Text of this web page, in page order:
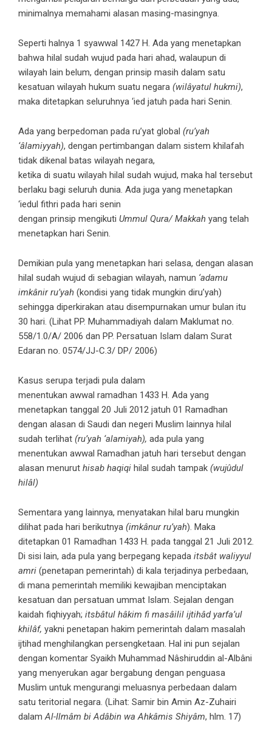
minimalnya memahami alasan masing-masingnya.
Seperti halnya 1 syawwal 1427 H. Ada yang menetapkan
bahwa hilal sudah wujud pada hari ahad, walaupun di
wilayah lain belum, dengan prinsip masih dalam satu
kesatuan wilayah hukum suatu negara (wilâyatul hukmi),
maka ditetapkan seluruhnya ‘ied jatuh pada hari Senin.
Ada yang berpedoman pada ru’yat global (ru’yah
‘âlamiyyah), dengan pertimbangan dalam sistem khilafah
tidak dikenal batas wilayah negara,
ketika di suatu wilayah hilal sudah wujud, maka hal tersebut
berlaku bagi seluruh dunia. Ada juga yang menetapkan
‘iedul fithri pada hari senin
dengan prinsip mengikuti Ummul Qura/ Makkah yang telah
menetapkan hari Senin.
Demikian pula yang menetapkan hari selasa, dengan alasan
hilal sudah wujud di sebagian wilayah, namun ‘adamu
imkânir ru’yah (kondisi yang tidak mungkin diru’yah)
sehingga diperkirakan atau disempurnakan umur bulan itu
30 hari. (Lihat PP. Muhammadiyah dalam Maklumat no.
558/1.0/A/ 2006 dan PP. Persatuan Islam dalam Surat
Edaran no. 0574/JJ-C.3/ DP/ 2006)
Kasus serupa terjadi pula dalam
menentukan awwal ramadhan 1433 H. Ada yang
menetapkan tanggal 20 Juli 2012 jatuh 01 Ramadhan
dengan alasan di Saudi dan negeri Muslim lainnya hilal
sudah terlihat (ru’yah ‘alamiyah), ada pula yang
menentukan awwal Ramadhan jatuh hari tersebut dengan
alasan menurut hisab haqiqi hilal sudah tampak (wujûdul
hilâl)
Sementara yang lainnya, menyatakan hilal baru mungkin
dilihat pada hari berikutnya (imkânur ru’yah). Maka
ditetapkan 01 Ramadhan 1433 H. pada tanggal 21 Juli 2012.
Di sisi lain, ada pula yang berpegang kepada itsbât waliyyul
amri (penetapan pemerintah) di kala terjadinya perbedaan,
di mana pemerintah memiliki kewajiban menciptakan
kesatuan dan persatuan ummat Islam. Sejalan dengan
kaidah fiqhiyyah; itsbâtul hâkim fi masâilil ijtihâd yarfa’ul
khilâf, yakni penetapan hakim pemerintah dalam masalah
ijtihad menghilangkan persengketaan. Hal ini pun sejalan
dengan komentar Syaikh Muhammad Nâshiruddin al-Albâni
yang menyerukan agar bergabung dengan penguasa
Muslim untuk mengurangi meluasnya perbedaan dalam
satu teritorial negara. (Lihat: Samir bin Amin Az-Zuhairi
dalamAl-Ilmâm bi Adâbin wa Ahkâmis Shiyâm, hlm. 17)